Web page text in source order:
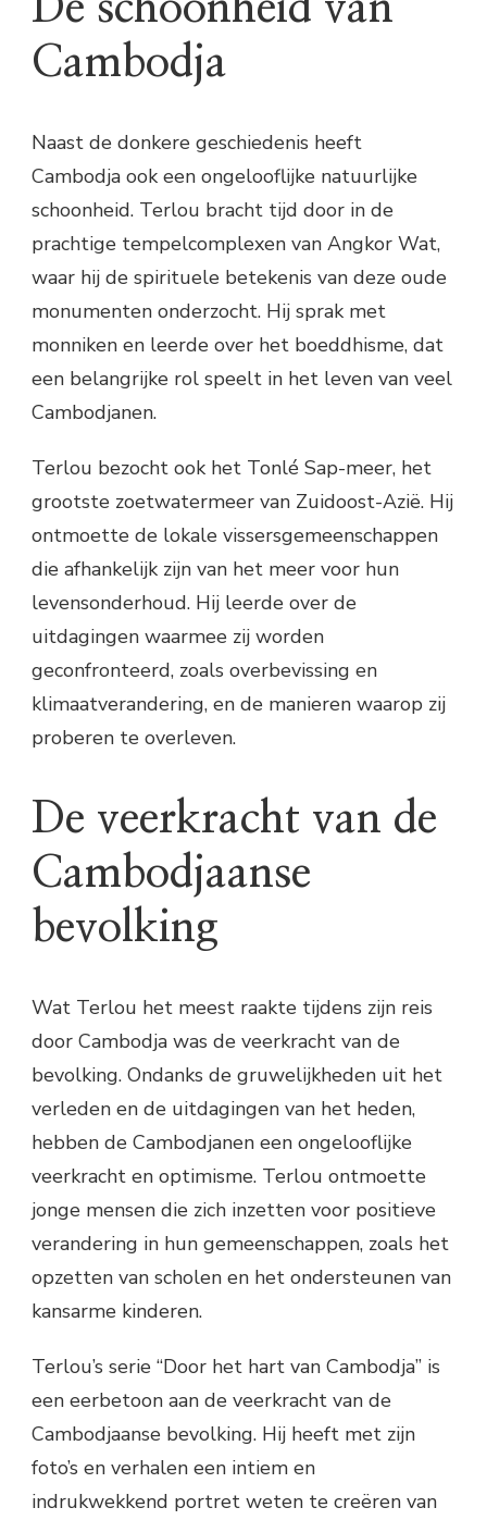
De schoonheid van
Cambodja
Naast de donkere geschiedenis heeft
Cambodja ook een ongelooflijke natuurlijke
schoonheid. Terlou bracht tijd door in de
prachtige tempelcomplexen van Angkor Wat,
waar hij de spirituele betekenis van deze oude
monumenten onderzocht. Hij sprak met
monniken en leerde over het boeddhisme, dat
een belangrijke rol speelt in het leven van veel
Cambodjanen.
Terlou bezocht ook het Tonlé Sap-meer, het
grootste zoetwatermeer van Zuidoost-Azië. Hij
ontmoette de lokale vissersgemeenschappen
die afhankelijk zijn van het meer voor hun
levensonderhoud. Hij leerde over de
uitdagingen waarmee zij worden
geconfronteerd, zoals overbevissing en
klimaatverandering, en de manieren waarop zij
proberen te overleven.
De veerkracht van de
Cambodjaanse
bevolking
Wat Terlou het meest raakte tijdens zijn reis
door Cambodja was de veerkracht van de
bevolking. Ondanks de gruwelijkheden uit het
verleden en de uitdagingen van het heden,
hebben de Cambodjanen een ongelooflijke
veerkracht en optimisme. Terlou ontmoette
jonge mensen die zich inzetten voor positieve
verandering in hun gemeenschappen, zoals het
opzetten van scholen en het ondersteunen van
kansarme kinderen.
Terlou’s serie “Door het hart van Cambodja” is
een eerbetoon aan de veerkracht van de
Cambodjaanse bevolking. Hij heeft met zijn
foto’s en verhalen een intiem en
indrukwekkend portret weten te creëren van